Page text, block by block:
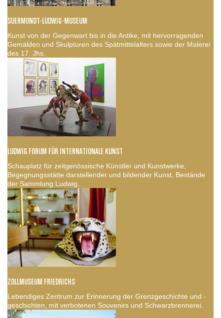
SUERMONDT-LUDWIG-MUSEUM
Kunst von der Gegenwart bis in die Antike, mit hervorragenden
Gemälden und Skulpturen des Spätmittelalters sowie der Malerei
des 17. Jhs.
LUDWIG FORUM FÜR INTERNATIONALE KUNST
Schauplatz für zeitgenössische Künstler und Kunstwerke,
Begegnungsstätte darstellender und bildender Kunst, Bestände
der Sammlung Ludwig.
ZOLLMUSEUM FRIEDRICHS
Lebendiges Zentrum zur Erinnerung der Grenzgeschichte und -
geschichten, mit verbotenen Souvenirs und Schwarzbrennerei.